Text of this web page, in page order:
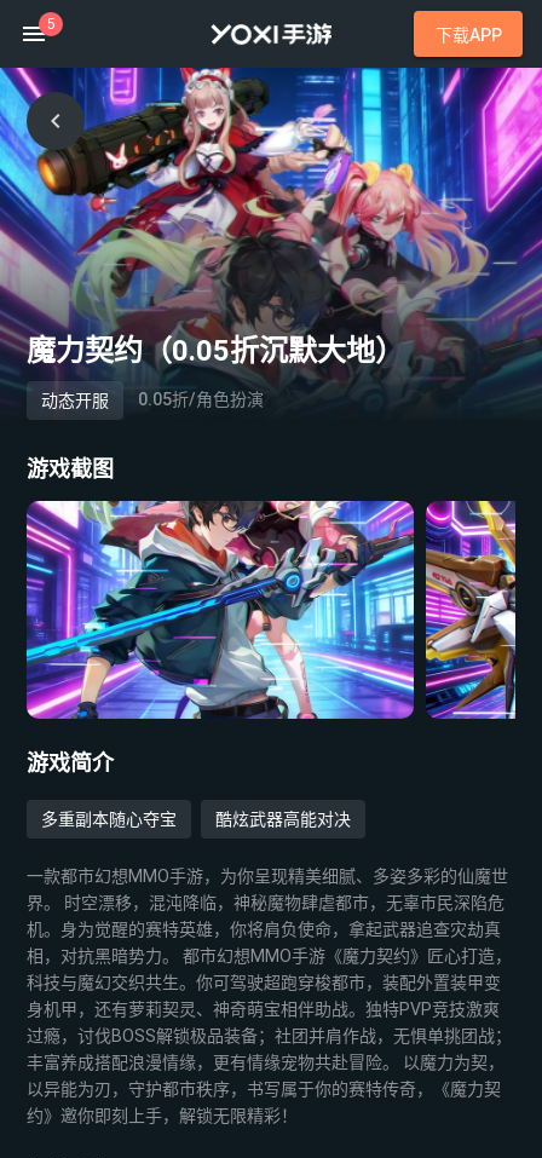
5
下载APP
魔力契约（0.05折沉默大地）
动态开服 0.05折/角色扮演
游戏截图
游戏简介
多重副本随心夺宝 酷炫武器高能对决
一款都市幻想MMO手游，为你呈现精美细腻、多姿多彩的仙魔世
界。 时空漂移，混沌降临，神秘魔物肆虐都市，无辜市民深陷危
机。身为觉醒的赛特英雄，你将肩负使命，拿起武器追查灾劫真
相，对抗黑暗势力。 都市幻想MMO手游《魔力契约》匠心打造，
科技与魔幻交织共生。你可驾驶超跑穿梭都市，装配外置装甲变
身机甲，还有萝莉契灵、神奇萌宝相伴助战。独特PVP竞技激爽
过瘾，讨伐BOSS解锁极品装备；社团并肩作战，无惧单挑团战；
丰富养成搭配浪漫情缘，更有情缘宠物共赴冒险。 以魔力为契，
以异能为刃，守护都市秩序，书写属于你的赛特传奇，《魔力契
约》邀你即刻上手，解锁无限精彩！